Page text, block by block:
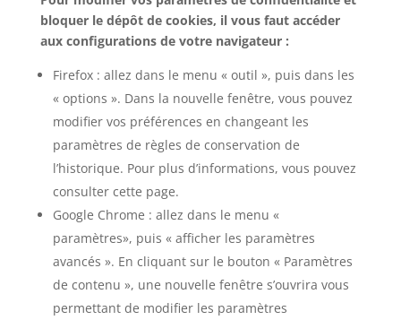
bloquer le dépôt de cookies, il vous faut accéder
aux configurations de votre navigateur :
Firefox : allez dans le menu « outil », puis dans les
« options ». Dans la nouvelle fenêtre, vous pouvez
modifier vos préférences en changeant les
paramètres de règles de conservation de
l’historique. Pour plus d’informations, vous pouvez
consulter cette page.
Google Chrome : allez dans le menu «
paramètres», puis « afficher les paramètres
avancés ». En cliquant sur le bouton « Paramètres
de contenu », une nouvelle fenêtre s’ouvrira vous
permettant de modifier les paramètres